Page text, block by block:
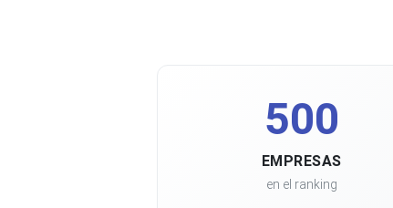
500
EMPRESAS
en el ranking